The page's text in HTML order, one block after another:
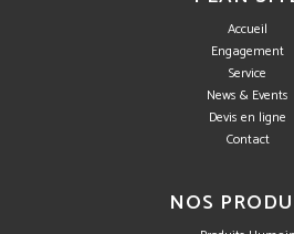
Accueil
Engagement
Service
News & Events
Devis en ligne
Contact
NOS